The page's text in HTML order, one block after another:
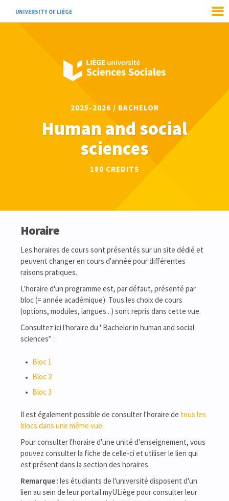
UNIVERSITY OF LIÈGE
2025-2026 / BACHELOR
Human and social
sciences
180 CREDITS
Horaire
Les horaires de cours sont présentés sur un site dédié et
peuvent changer en cours d'année pour différentes
raisons pratiques.
L'horaire d'un programme est, par défaut, présenté par
bloc (= année académique). Tous les choix de cours
(options, modules, langues...) sont repris dans cette vue.
Consultez ici l'horaire du "Bachelor in human and social
sciences" :
Bloc 1
Bloc 2
Bloc 3
Il est également possible de consulter l'horaire de tous les
blocs dans une même vue.
Pour consulter l'horaire d'une unité d'enseignement, vous
pouvez consulter la fiche de celle-ci et utiliser le lien qui
est présent dans la section des horaires.
Remarque : les étudiants de l'université disposent d'un
lien au sein de leur portail myULiège pour consulter leur